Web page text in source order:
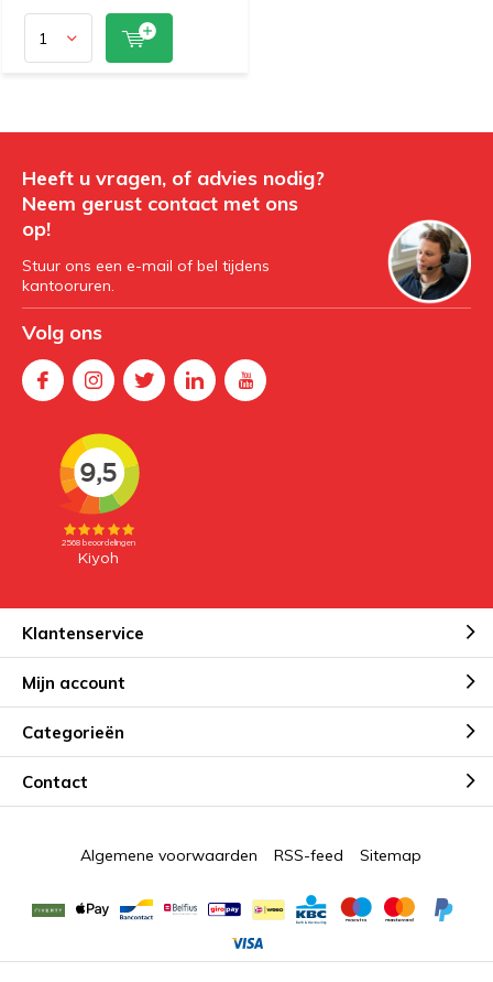
Heeft u vragen, of advies nodig?
Neem gerust contact met ons
op!
Stuur ons een e-mail of bel tijdens
kantooruren.
Volg ons
Klantenservice
Mijn account
Categorieën
Contact
Algemene voorwaarden RSS-feed Sitemap